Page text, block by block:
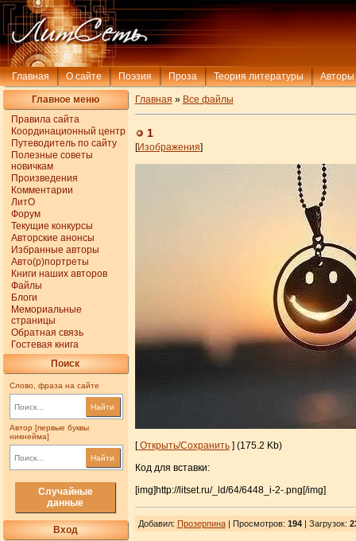
Главная О сайте Поэзия Проза Теория литературы Авторы
Главное меню
Правила сайта
Координационный центр
Путеводитель по сайту
Полезные советы
новичкам
Произведения
Комментарии
ЛитО
Форум
Текущие конкурсы
Авторские анонсы
Избранные авторы
Авто(р)портреты
Книги наших авторов
Файлы
Блоги
Мемориальные
страницы
Обратная связь
Гостевая книга
Поиск
Слово, фраза на сайте
Найти
Автор [первые буквы
никнейма]
Найти
Случайные
данные
Вход
Главная » Все файлы
1
[Изображения]
[Открыть/Сохранить] (175.2 Kb)
Код для вставки:
[img]http://litset.ru/_ld/64/6448_i-2-.png[/img]
Добавил: Прозерпина| Просмотров: 194| Загрузок: